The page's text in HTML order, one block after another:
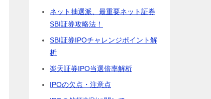
ネット抽選派、最重要ネット証券
SBI証券攻略法！
SBI証券IPOチャレンジポイント解
析
楽天証券IPO当選倍率解析
IPOの欠点・注意点